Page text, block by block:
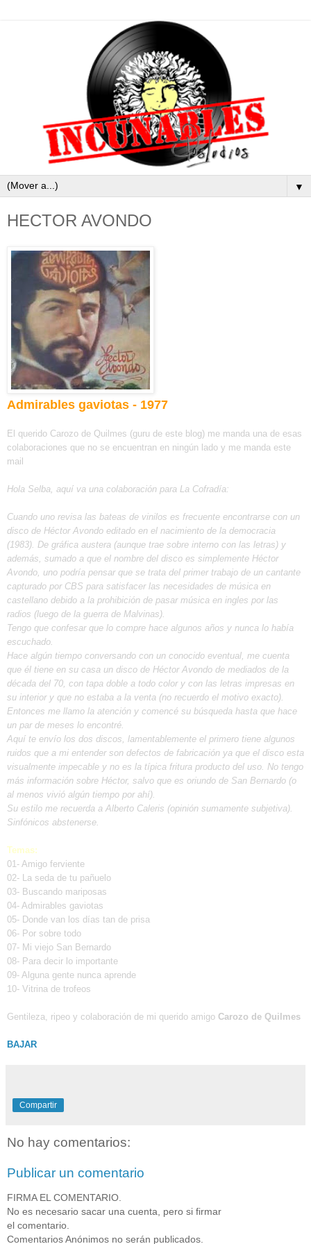
▼
HECTOR AVONDO
Admirables gaviotas - 1977
El querido Carozo de Quilmes (guru de este blog) me manda una de esas
colaboraciones que no se encuentran en ningún lado y me manda este
mail
Hola Selba, aquí va una colaboración para La Cofradía:
Cuando uno revisa las bateas de vinilos es frecuente encontrarse con un
disco de Héctor Avondo editado en el nacimiento de la democracia
(1983). De gráfica austera (aunque trae sobre interno con las letras) y
además, sumado a que el nombre del disco es simplemente Héctor
Avondo, uno podría pensar que se trata del primer trabajo de un cantante
capturado por CBS para satisfacer las necesidades de música en
castellano debido a la prohibición de pasar música en ingles por las
radios (luego de la guerra de Malvinas).
Tengo que confesar que lo compre hace algunos años y nunca lo había
escuchado.
Hace algún tiempo conversando con un conocido eventual, me cuenta
que él tiene en su casa un disco de Héctor Avondo de mediados de la
década del 70, con tapa doble a todo color y con las letras impresas en
su interior y que no estaba a la venta (no recuerdo el motivo exacto).
Entonces me llamo la atención y comencé su búsqueda hasta que hace
un par de meses lo encontré.
Aquí te envío los dos discos, lamentablemente el primero tiene algunos
ruidos que a mi entender son defectos de fabricación ya que el disco esta
visualmente impecable y no es la típica fritura producto del uso. No tengo
más información sobre Héctor, salvo que es oriundo de San Bernardo (o
al menos vivió algún tiempo por ahí).
Su estilo me recuerda a Alberto Caleris (opinión sumamente subjetiva).
Sinfónicos abstenerse.
Temas:
01- Amigo ferviente
02- La seda de tu pañuelo
03- Buscando mariposas
04- Admirables gaviotas
05- Donde van los días tan de prisa
06- Por sobre todo
07- Mi viejo San Bernardo
08- Para decir lo importante
09- Alguna gente nunca aprende
10- Vitrina de trofeos
Gentileza, ripeo y colaboración de mi querido amigo Carozo de Quilmes
BAJAR
Compartir
No hay comentarios:
Publicar un comentario
FIRMA EL COMENTARIO.
No es necesario sacar una cuenta, pero si firmar
el comentario.
Comentarios Anónimos no serán publicados.